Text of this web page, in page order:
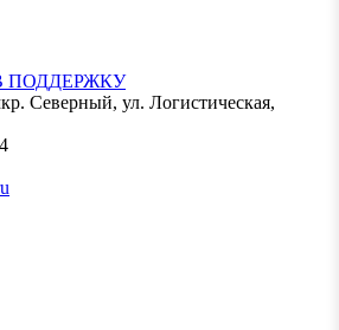
ПОДДЕРЖКУ
Северный, ул. Логистическая,